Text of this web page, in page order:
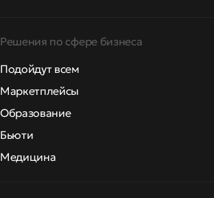
Решения по сфере бизнеса
Подойдут всем
Маркетплейсы
Образование
Бьюти
Медицина